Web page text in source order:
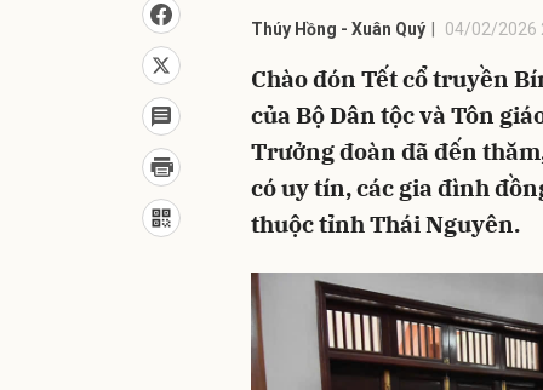
Thúy Hồng - Xuân Quý 04/02/2026
Chào đón Tết cổ truyền
của Bộ Dân tộc và Tôn
Trưởng đoàn đã đến
có uy tín, các gia đình
thuộc tỉnh Thái Nguyên.